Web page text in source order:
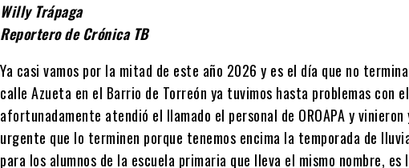
Willy Trápaga
Reportero de Crónica TB
Ya casi vamos por la mitad de este año 2026 y es el día que no
calle Azueta en el Barrio de Torreón ya tuvimos hasta problemas con
afortunadamente atendió el llamado el personal de OROAPA y
urgente que lo terminen porque tenemos encima la temporada de
para los alumnos de la escuela primaria que lleva el mismo nombre, es